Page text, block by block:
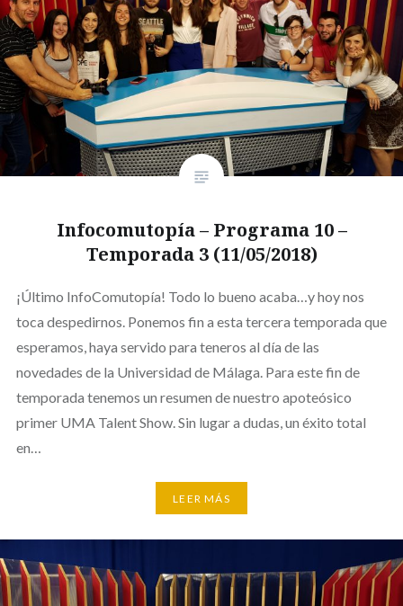
Infocomutopía – Programa 10 –
Temporada 3 (11/05/2018)
¡Último InfoComutopía! Todo lo bueno acaba…y hoy nos
toca despedirnos. Ponemos fin a esta tercera temporada que
esperamos, haya servido para teneros al día de las
novedades de la Universidad de Málaga. Para este fin de
temporada tenemos un resumen de nuestro apoteósico
primer UMA Talent Show. Sin lugar a dudas, un éxito total
en…
LEER MÁS